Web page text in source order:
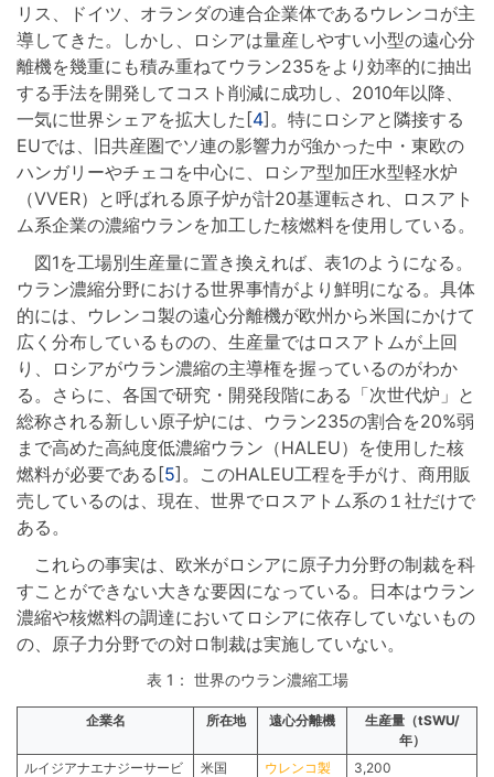
リス、ドイツ、オランダの連合企業体であるウレンコが主
導してきた。しかし、ロシアは量産しやすい小型の遠心分
離機を幾重にも積み重ねてウラン235をより効率的に抽出
する手法を開発してコスト削減に成功し、2010年以降、
一気に世界シェアを拡大した[4]。特にロシアと隣接する
EUでは、旧共産圏でソ連の影響力が強かった中・東欧の
ハンガリーやチェコを中心に、ロシア型加圧水型軽水炉
（VVER）と呼ばれる原子炉が計20基運転され、ロスアト
ム系企業の濃縮ウランを加工した核燃料を使用している。
図1を工場別生産量に置き換えれば、表1のようになる。
ウラン濃縮分野における世界事情がより鮮明になる。具体
的には、ウレンコ製の遠心分離機が欧州から米国にかけて
広く分布しているものの、生産量ではロスアトムが上回
り、ロシアがウラン濃縮の主導権を握っているのがわか
る。さらに、各国で研究・開発段階にある「次世代炉」と
総称される新しい原子炉には、ウラン235の割合を20%弱
まで高めた高純度低濃縮ウラン（HALEU）を使用した核
燃料が必要である[5]。このHALEU工程を手がけ、商用販
売しているのは、現在、世界でロスアトム系の１社だけで
ある。
これらの事実は、欧米がロシアに原子力分野の制裁を科
すことができない大きな要因になっている。日本はウラン
濃縮や核燃料の調達においてロシアに依存していないもの
の、原子力分野での対ロ制裁は実施していない。
表 1： 世界のウラン濃縮工場
企業名 所在地 遠心分離機
生産量（tSWU/
年）
ルイジアナエナジーサービ
米国 ウレンコ製 3,200